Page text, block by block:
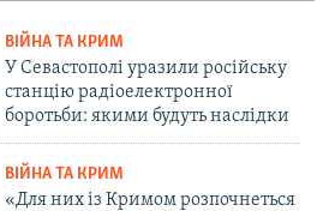
ВІЙНА ТА КРИМ
У Севастополі уразили російську
станцію радіоелектронної
боротьби: якими будуть наслідки
ВІЙНА ТА КРИМ
«Для них із Кримом розпочнеться